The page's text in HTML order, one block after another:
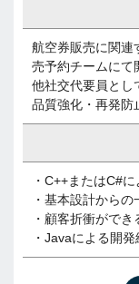
航空券販売に関連
売予約チームにて
他社交代要員とし
品質強化・再発防
・C++またはC#
・基本設計から
・顧客折衝がで
・Javaによる開